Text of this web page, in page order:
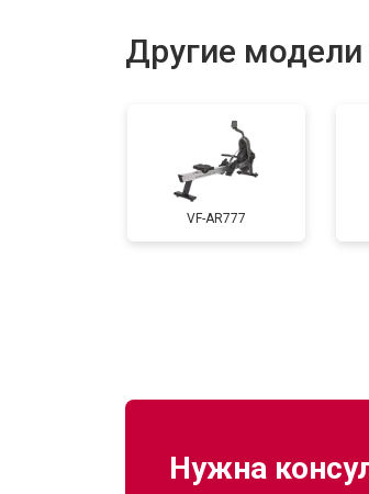
Ремонт или замена
Другие
VF-AR777
Нужна